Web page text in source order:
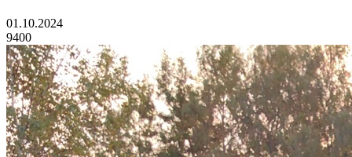
01.10.2024
9400